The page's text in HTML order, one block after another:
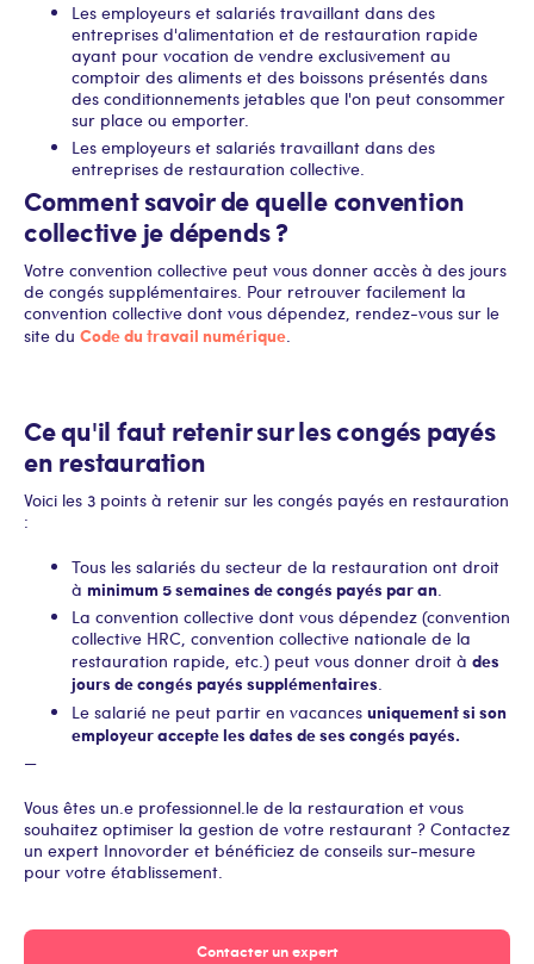
Les employeurs et salariés travaillant dans des
entreprises d'alimentation et de restauration rapide
ayant pour vocation de vendre exclusivement au
comptoir des aliments et des boissons présentés dans
des conditionnements jetables que l'on peut consommer
sur place ou emporter.
Les employeurs et salariés travaillant dans des
entreprises de restauration collective.
Comment savoir de quelle convention
collective je dépends ?
Votre convention collective peut vous donner accès à des jours
de congés supplémentaires. Pour retrouver facilement la
convention collective dont vous dépendez, rendez-vous sur le
site du Code du travail numérique.
Ce qu'il faut retenir sur les congés payés
en restauration
Voici les 3 points à retenir sur les congés payés en restauration
:
Tous les salariés du secteur de la restauration ont droit
à minimum 5 semaines de congés payés par an.
La convention collective dont vous dépendez (convention
collective HRC, convention collective nationale de la
restauration rapide, etc.) peut vous donner droit à des
jours de congés payés supplémentaires.
Le salarié ne peut partir en vacances uniquement si son
employeur accepte les dates de ses congés payés.
—
Vous êtes un.e professionnel.le de la restauration et vous
souhaitez optimiser la gestion de votre restaurant ? Contactez
un expert Innovorder et bénéficiez de conseils sur-mesure
pour votre établissement.
Contacter un expert